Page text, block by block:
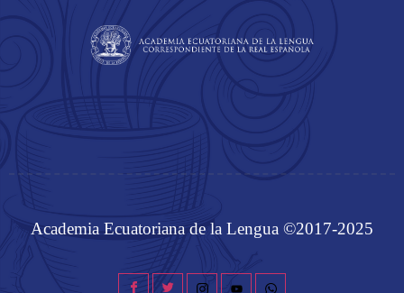
Academia Ecuatoriana de la Lengua ©2017-2025